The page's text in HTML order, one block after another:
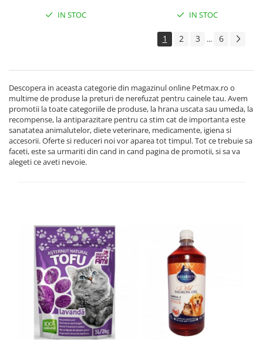
IN STOC IN STOC
1 2 3 ... 6
Descopera in aceasta categorie din magazinul online Petmax.ro o
multime de produse la preturi de nerefuzat pentru cainele tau. Avem
promotii la toate categoriile de produse, la hrana uscata sau umeda, la
recompense, la antiparazitare pentru ca stim cat de importanta este
sanatatea animalutelor, diete veterinare, medicamente, igiena si
accesorii. Oferte si reduceri noi vor aparea tot timpul. Tot ce trebuie sa
faceti, este sa urmariti din cand in cand pagina de promotii, si sa va
alegeti ce aveti nevoie.